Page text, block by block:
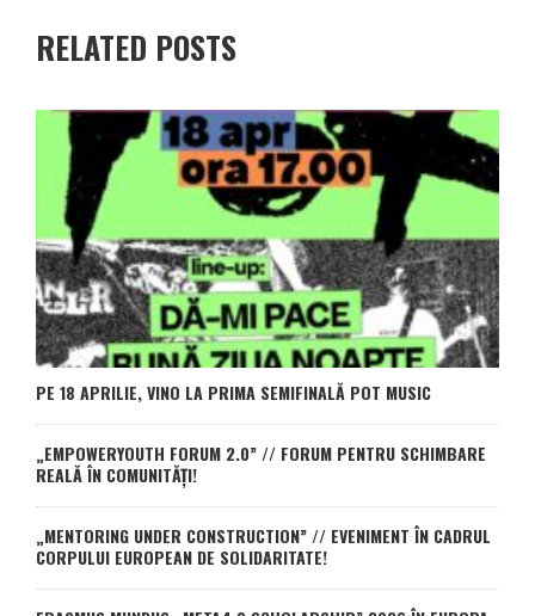
RELATED POSTS
PE 18 APRILIE, VINO LA PRIMA SEMIFINALĂ POT MUSIC
„EMPOWERYOUTH FORUM 2.0” // FORUM PENTRU SCHIMBARE
REALĂ ÎN COMUNITĂȚI!
„MENTORING UNDER CONSTRUCTION” // EVENIMENT ÎN CADRUL
CORPULUI EUROPEAN DE SOLIDARITATE!